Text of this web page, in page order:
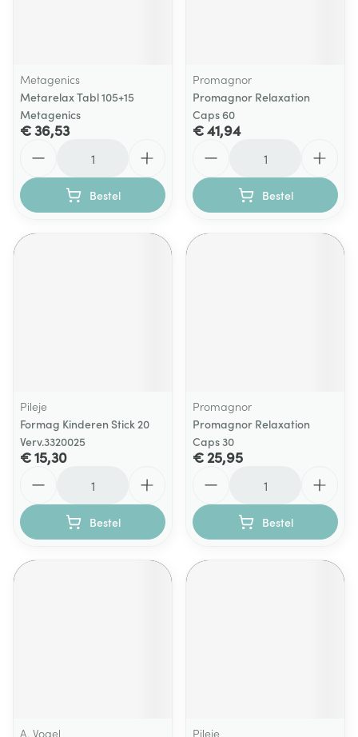
Metagenics
Metarelax Tabl 105+15
Metagenics
€ 36,53
Bestel
Promagnor
Promagnor Relaxation
Caps 60
€ 41,94
Bestel
Pileje
Formag Kinderen Stick 20
Verv.3320025
€ 15,30
Bestel
Promagnor
Promagnor Relaxation
Caps 30
€ 25,95
Bestel
A. Vogel Pileje